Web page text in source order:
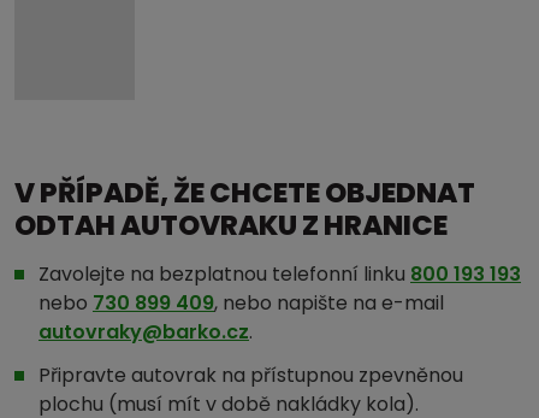
V PŘÍPADĚ, ŽE CHCETE OBJEDNAT
ODTAH AUTOVRAKU Z HRANICE
Zavolejte na bezplatnou telefonní linku 800 193 193
nebo 730 899 409, nebo napište na e-mail
autovraky@barko.cz.
Připravte autovrak na přístupnou zpevněnou
plochu (musí mít v době nakládky kola).